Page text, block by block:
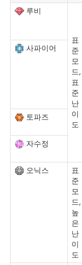
루비
표
준
모
드,
표
준
난
이
도
사파이어
토파즈
자수정
오닉스
표
준
모
드,
높
은
난
이
도